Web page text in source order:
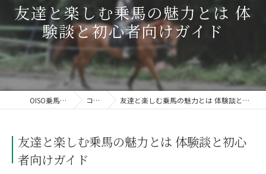
友達と楽しむ乗馬の魅力とは 体
験談と初心者向けガイド
OISO乗馬クラブ コラム 友達と楽しむ乗馬の魅力とは 体験談と初心者向けガイド
友達と楽しむ乗馬の魅力とは 体験談と初心
者向けガイド